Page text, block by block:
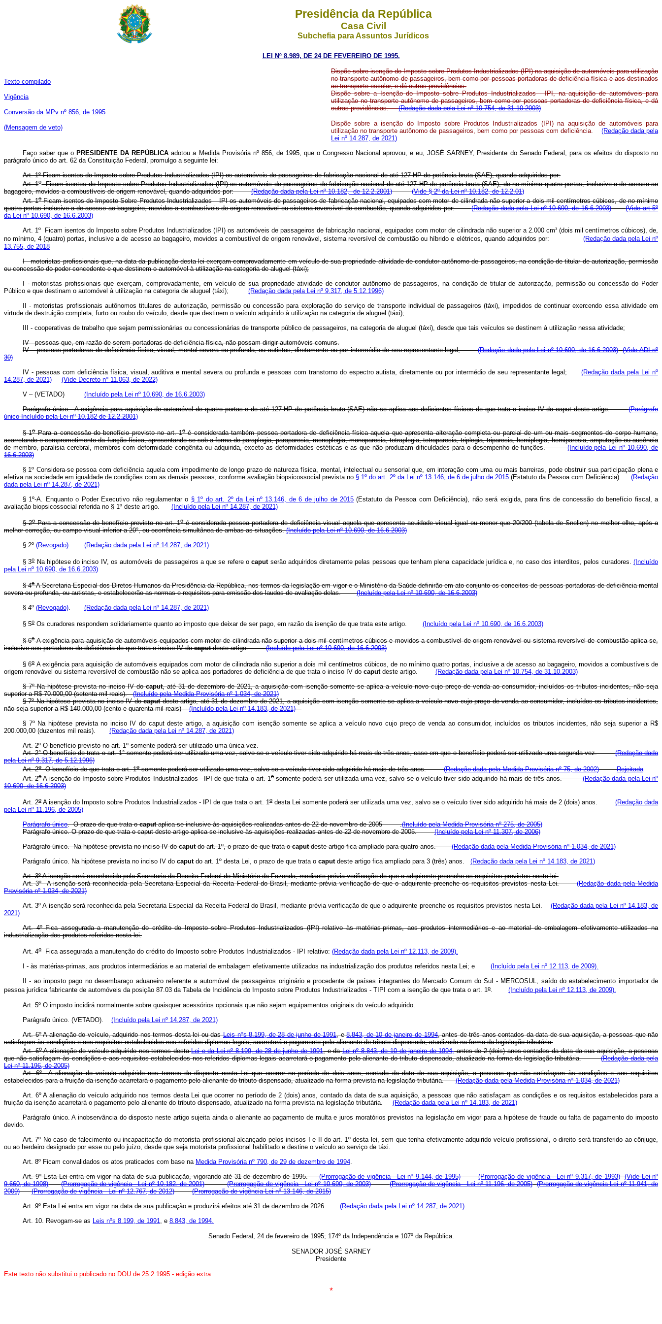
Presidência da República
Casa Civil
Subchefia para Assuntos Jurídicos
LEI Nº 8.989, DE 24 DE FEVEREIRO DE 1995.
Texto compilado
Vigência
Conversão da MPv nº 856, de 1995
(Mensagem de veto)
Dispõe sobre isenção do Imposto sobre Produtos Industrializados (IPI) na aquisição de automóveis para utilização
no transporte autônomo de passageiros, bem como por pessoas portadoras de deficiência física e aos destinados
ao transporte escolar, e dá outras providências.
Dispõe sobre a Isenção do Imposto sobre Produtos Industrializados - IPI, na aquisição de automóveis para
utilização no transporte autônomo de passageiros, bem como por pessoas portadoras de deficiência física, e dá
outras providências.(Redação dada pela Lei nº 10.754, de 31.10.2003)
Dispõe sobre a isenção do Imposto sobre Produtos Industrializados (IPI) na aquisição de automóveis para
utilização no transporte autônomo de passageiros, bem como por pessoas com deficiência.
(Redação dada pela
Lei nº 14.287, de 2021)
Faço saber que o PRESIDENTE DA REPÚBLICA adotou a Medida Provisória nº 856, de 1995, que o Congresso Nacional aprovou, e eu, JOSÉ SARNEY, Presidente do Senado Federal, para os efeitos do disposto no
parágrafo único do art. 62 da Constituição Federal, promulgo a seguinte lei:
Art. 1º Ficam isentos do Imposto sobre Produtos Industrializados (IPI) os automóveis de passageiros de fabricação nacional de até 127 HP de potência bruta (SAE), quando adquiridos por:
Art. 1oFicam isentos do Imposto sobre Produtos Industrializados (IPI) os automóveis de passageiros de fabricação nacional de até 127 HP de potência bruta (SAE), de no mínimo quatro portas, inclusive a de acesso ao
bagageiro, movidos a combustíveis de origem renovável, quando adquiridos por:(Redação dada pela Lei nº 10.182, de 12.2.2001)
(Vide § 2º da Lei nº 10.182, de 12.2.01)
Art. 1oFicam isentos do Imposto Sobre Produtos Industrializados – IPI os automóveis de passageiros de fabricação nacional, equipados com motor de cilindrada não superior a dois mil centímetros cúbicos, de no mínimo
quatro portas inclusive a de acesso ao bagageiro, movidos a combustíveis de origem renovável ou sistema reversível de combustão, quando adquiridos por:(Redação dada pela Lei nº 10.690, de 16.6.2003)
(Vide art 5º
da Lei nº 10.690, de 16.6.2003)
Art. 1º Ficam isentos do Imposto sobre Produtos Industrializados (IPI) os automóveis de passageiros de fabricação nacional, equipados com motor de cilindrada não superior a 2.000 cm³ (dois mil centímetros cúbicos), de,
no mínimo, 4 (quatro) portas, inclusive a de acesso ao bagageiro, movidos a combustível de origem renovável, sistema reversível de combustão ou híbrido e elétricos, quando adquiridos por:
(Redação dada pela Lei nº
13.755, de 2018
I - motoristas profissionais que, na data da publicação desta lei exerçam comprovadamente em veículo de sua propriedade atividade de condutor autônomo de passageiros, na condição de titular de autorização, permissão
ou concessão do poder concedente e que destinem o automóvel à utilização na categoria de aluguel (táxi);
I - motoristas profissionais que exerçam, comprovadamente, em veículo de sua propriedade atividade de condutor autônomo de passageiros, na condição de titular de autorização, permissão ou concessão do Poder
Público e que destinam o automóvel à utilização na categoria de aluguel (táxi); (Redação dada pela Lei nº 9.317, de 5.12.1996)
II - motoristas profissionais autônomos titulares de autorização, permissão ou concessão para exploração do serviço de transporte individual de passageiros (táxi), impedidos de continuar exercendo essa atividade em
virtude de destruição completa, furto ou roubo do veículo, desde que destinem o veículo adquirido à utilização na categoria de aluguel (táxi);
III - cooperativas de trabalho que sejam permissionárias ou concessionárias de transporte público de passageiros, na categoria de aluguel (táxi), desde que tais veículos se destinem à utilização nessa atividade;
IV - pessoas que, em razão de serem portadoras de deficiência física, não possam dirigir automóveis comuns.
IV – pessoas portadoras de deficiência física, visual, mental severa ou profunda, ou autistas, diretamente ou por intermédio de seu representante legal;(Redação dada pela Lei nº 10.690, de 16.6.2003) (Vide ADInº
30)
IV - pessoas com deficiência física, visual, auditiva e mental severa ou profunda e pessoas com transtorno do espectro autista, diretamente ou por intermédio de seu representante legal;(Redação dada pela Lei nº
14.287, de 2021)
(Vide Decreto nº 11.063, de 2022)
V – (VETADO) (Incluído pela Lei nº 10.690, de 16.6.2003)
Parágrafo único. A exigência para aquisição de automóvel de quatro portas e de até 127 HP de potência bruta (SAE) não se aplica aos deficientes físicos de que trata o inciso IV do caput deste artigo.(Parágrafo
único Incluído pela Lei nº 10.182 de 12.2.2001)
§ 1oPara a concessão do benefício previsto no art. 1oé considerada também pessoa portadora de deficiência física aquela que apresenta alteração completa ou parcial de um ou mais segmentos do corpo humano,
acarretando o comprometimento da função física, apresentando-se sob a forma de paraplegia, paraparesia, monoplegia, monoparesia, tetraplegia, tetraparesia, triplegia, triparesia, hemiplegia, hemiparesia, amputação ou ausência
de membro, paralisia cerebral, membros com deformidade congênita ou adquirida, exceto as deformidades estéticas e as que não produzam dificuldades para o desempenho de funções.(Incluído pela Lei nº 10.690, de
16.6.2003)
§ 1º Considera-se pessoa com deficiência aquela com impedimento de longo prazo de natureza física, mental, intelectual ou sensorial que, em interação com uma ou mais barreiras, pode obstruir sua participação plena e
efetiva na sociedade em igualdade de condições com as demais pessoas, conforme avaliação biopsicossocial prevista no § 1º do art. 2º da Lei nº 13.146, de 6 de julho de 2015(Estatuto da Pessoa com Deficiência).(Redação
dada pela Lei nº 14.287, de 2021)
§ 1º-A. Enquanto o Poder Executivo não regulamentar o § 1º do art. 2º da Lei nº 13.146, de 6 de julho de 2015 (Estatuto da Pessoa com Deficiência), não será exigida, para fins de concessão do benefício fiscal, a
avaliação biopsicossocial referida no § 1º deste artigo. (Incluído pela Lei nº 14.287, de 2021)
§ 2oPara a concessão do benefício previsto no art. 1oé considerada pessoa portadora de deficiência visual aquela que apresenta acuidade visual igual ou menor que 20/200 (tabela de Snellen) no melhor olho, após a
melhor correção, ou campo visual inferior a 20°, ou ocorrência simultânea de ambas as situações.(Incluído pela Lei nº 10.690, de 16.6.2003)
§ 2º (Revogado). (Redação dada pela Lei nº 14.287, de 2021)
§ 3oNa hipótese do inciso IV, os automóveis de passageiros a que se refere ocaput serão adquiridos diretamente pelas pessoas que tenham plena capacidade jurídica e, no caso dos interditos, pelos curadores.(Incluído
pela Lei nº 10.690, de 16.6.2003)
§ 4oA Secretaria Especial dos Diretos Humanos da Presidência da República, nos termos da legislação em vigor e o Ministério da Saúde definirão em ato conjunto os conceitos de pessoas portadoras de deficiência mental
severa ou profunda, ou autistas, e estabelecerão as normas e requisitos para emissão dos laudos de avaliação delas.(Incluído pela Lei nº 10.690, de 16.6.2003)
§ 4º (Revogado) (Redação dada pela Lei nº 14.287, de 2021)
§ 5o Os curadores respondem solidariamente quanto ao imposto que deixar de ser pago, em razão da isenção de que trata este artigo. (Incluído pela Lei nº 10.690, de 16.6.2003)
§ 6oA exigência para aquisição de automóveis equipados com motor de cilindrada não superior a dois mil centímetros cúbicos e movidos a combustível de origem renovável ou sistema reversível de combustão aplica-se,
inclusive aos portadores de deficiência de que trata o inciso IV docaputdeste artigo.(Incluído pela Lei nº 10.690, de 16.6.2003)
§ 6oA exigência para aquisição de automóveis equipados com motor de cilindrada não superior a dois mil centímetros cúbicos, de no mínimo quatro portas, inclusive a de acesso ao bagageiro, movidos a combustíveis de
origem renovável ou sistema reversível de combustão não se aplica aos portadores de deficiência de que trata o inciso IV do caputdeste artigo. (Redação dada pela Lei nº 10.754, de 31.10.2003)
§ 7º Na hipótese prevista no inciso IV docaput, até 31 de dezembro de 2021, a aquisição com isenção somente se aplica a veículo novo cujo preço de venda ao consumidor, incluídos os tributos incidentes, não seja
superior a R$ 70.000,00 (setenta mil reais).(Incluído pela Medida Provisória nº 1.034, de 2021)
§ 7ºNa hipótese prevista no inciso IV docaputdeste artigo, até 31 de dezembro de 2021, a aquisição com isenção somente se aplica a veículo novo cujo preço de venda ao consumidor, incluídos os tributos incidentes,
não seja superior a R$ 140.000,00 (cento e quarenta mil reais)
(Incluído pela Lei nº 14.183, de 2021)
§ 7º Na hipótese prevista no inciso IV do caputdeste artigo, a aquisição com isenção somente se aplica a veículo novo cujo preço de venda ao consumidor, incluídos os tributos incidentes, não seja superior a R$
200.000,00 (duzentos mil reais). (Redação dada pela Lei nº 14.287, de 2021)
Art. 2º O benefício previsto no art. 1º somente poderá ser utilizado uma única vez.
Art. 2° O benefício de trata o art. 1° somente poderá ser utilizado uma vez, salvo se o veículo tiver sido adquirido há mais de três anos, caso em que o benefício poderá ser utilizado uma segunda vez.(Redação dada
pela Lei nº 9.317, de 5.12.1996)
Art. 2oO benefício de que trata o art. 1osomente poderá ser utilizado uma vez, salvo se o veículo tiver sido adquirido há mais de três anos.(Redação dada pela Medida Provisória nº 75, de 2002)
Rejeitada
Art. 2oA isenção do Imposto sobre Produtos Industrializados - IPI de que trata o art. 1osomente poderá ser utilizada uma vez, salvo se o veículo tiver sido adquirido há mais de três anos.(Redação dada pela Lei nº
10.690, de 16.6.2003)
Art. 2o A isenção do Imposto sobre Produtos Industrializados - IPI de que trata o art. 1 o desta Lei somente poderá ser utilizada uma vez, salvo se o veículo tiver sido adquirido há mais de 2 (dois) anos. (Redação dada
pela Lei nº 11.196, de 2005)
Parágrafo único. O prazo de que trata ocaputaplica-se inclusive às aquisições realizadas antes de 22 de novembro de 2005 .(Incluído pela Medida Provisória nº 275, de 2005)
Parágrafo único. O prazo de que trata ocaputdeste artigo aplica-se inclusive às aquisições realizadas antes de 22 de novembro de 2005.(Incluído pela Lei nº 11.307, de 2006)
Parágrafo único. Na hipótese prevista no inciso IV docaputdo art. 1º, o prazo de que trata ocaputdeste artigo fica ampliado para quatro anos.(Redação dada pela Medida Provisória nº 1.034, de 2021)
Parágrafo único. Na hipótese prevista no inciso IV do caputdo art. 1º desta Lei, o prazo de que trata o caputdeste artigo fica ampliado para 3 (três) anos. (Redação dada pela Lei nº 14.183, de 2021)
Art. 3º A isenção será reconhecida pela Secretaria da Receita Federal do Ministério da Fazenda, mediante prévia verificação de que o adquirente preenche os requisitos previstos nesta lei.
Art. 3º A isenção será reconhecida pela Secretaria Especial da Receita Federal do Brasil, mediante prévia verificação de que o adquirente preenche os requisitos previstos nesta Lei.(Redação dada pela Medida
Provisória nº 1.034, de 2021)
Art. 3º A isenção será reconhecida pela Secretaria Especial da Receita Federal do Brasil, mediante prévia verificação de que o adquirente preenche os requisitos previstos nesta Lei. (Redação dada pela Lei nº 14.183, de
2021)
Art. 4º Fica assegurada a manutenção do crédito do Imposto sobre Produtos Industrializados (IPI) relativo às matérias-primas, aos produtos intermediários e ao material de embalagem efetivamente utilizados na
industrialização dos produtos referidos nesta lei.
Art. 4o Fica assegurada a manutenção do crédito do Imposto sobre Produtos Industrializados - IPI relativo: (Redação dada pela Lei nº 12.113, de 2009).
I - às matérias-primas, aos produtos intermediários e ao material de embalagem efetivamente utilizados na industrialização dos produtos referidos nesta Lei; e (Incluído pela Lei nº 12.113, de 2009).
II - ao imposto pago no desembaraço aduaneiro referente a automóvel de passageiros originário e procedente de países integrantes do Mercado Comum do Sul - MERCOSUL, saído do estabelecimento importador de
pessoa jurídica fabricante de automóveis da posição 87.03 da Tabela de Incidência do Imposto sobre Produtos Industrializados - TIPI com a isenção de que trata o art. 1o. (Incluído pela Lei nº 12.113, de 2009).
Art. 5º O imposto incidirá normalmente sobre quaisquer acessórios opcionais que não sejam equipamentos originais do veículo adquirido.
Parágrafo único. (VETADO). (Incluído pela Lei nº 14.287, de 2021)
Art. 6º A alienação do veículo, adquirido nos termos desta lei ou dasLeis nºs 8.199, de 28 de junho de 1991, e8.843, de 10 de janeiro de 1994, antes de três anos contados da data de sua aquisição, a pessoas que não
satisfaçam às condições e aos requisitos estabelecidos nos referidos diplomas legais, acarretará o pagamento pelo alienante do tributo dispensado, atualizado na forma da legislação tributária.
Art. 6oA alienação do veículo adquirido nos termos destaLei e da Lei nº 8.199, de 28 de junho de 1991, e daLei nº 8.843, de 10 de janeiro de 1994,antes de 2 (dois) anos contados da data da sua aquisição, a pessoas
que não satisfaçam às condições e aos requisitos estabelecidos nos referidos diplomas legais acarretará o pagamento pelo alienante do tributo dispensado, atualizado na forma da legislação tributária.(Redação dada pela
Lei nº 11.196, de 2005)
Art. 6º A alienação do veículo adquirido nos termos do disposto nesta Lei que ocorrer no período de dois anos, contado da data de sua aquisição, a pessoas que não satisfaçam às condições e aos requisitos
estabelecidos para a fruição da isenção acarretará o pagamento pelo alienante do tributo dispensado, atualizado na forma prevista na legislação tributária.(Redação dada pela Medida Provisória nº 1.034, de 2021)
Art. 6º A alienação do veículo adquirido nos termos desta Lei que ocorrer no período de 2 (dois) anos, contado da data de sua aquisição, a pessoas que não satisfaçam as condições e os requisitos estabelecidos para a
fruição da isenção acarretará o pagamento pelo alienante do tributo dispensado, atualizado na forma prevista na legislação tributária. (Redação dada pela Lei nº 14.183, de 2021)
Parágrafo único. A inobservância do disposto neste artigo sujeita ainda o alienante ao pagamento de multa e juros moratórios previstos na legislação em vigor para a hipótese de fraude ou falta de pagamento do imposto
devido.
Art. 7º No caso de falecimento ou incapacitação do motorista profissional alcançado pelos incisos I e II do art. 1º desta lei, sem que tenha efetivamente adquirido veículo profissional, o direito será transferido ao cônjuge,
ou ao herdeiro designado por esse ou pelo juízo, desde que seja motorista profissional habilitado e destine o veículo ao serviço de táxi.
Art. 8º Ficam convalidados os atos praticados com base na Medida Provisória nº 790, de 29 de dezembro de 1994
Art. 9º Esta Lei entra em vigor na data de sua publicação, vigorando até 31 de dezembro de 1995.(Prorrogação de vigência - Lei nº 9.144, de 1995) (Prorrogação de vigência - Lei nº 9.317, de 1993)
(Vide Lei nº
9.660, de 1998)
(Prorrogação de vigência - Lei nº 10.182, de 2001) (Prorrogação de vigência - Lei nº 10.690, de 2003) (Prorrogação de vigência - Lei nº 11.196, de 2005) (Prorrogação de vigência Lei nº 11.941, de
2009)
(Prorrogação de vigência - Lei nº 12.767, de 2012)
(Prorrogação de vigência Lei nº 13.146, de 2015)
Art. 9º Esta Lei entra em vigor na data de sua publicação e produzirá efeitos até 31 de dezembro de 2026. (Redação dada pela Lei nº 14.287, de 2021)
Art. 10. Revogam-se as
Leis nºs 8.199, de 1991 , e 8.843, de 1994.
Senado Federal, 24 de fevereiro de 1995; 174º da Independência e 107º da República.
SENADOR JOSÉ SARNEY
Presidente
Este texto não substitui o publicado no DOU de 25.2.1995 - edição extra
*